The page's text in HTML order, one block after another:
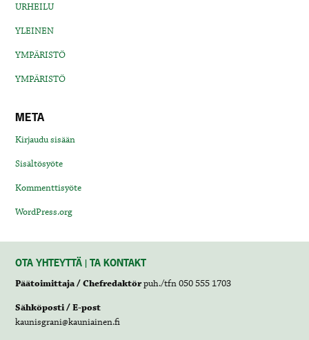
URHEILU
YLEINEN
YMPÄRISTÖ
YMPÄRISTÖ
META
Kirjaudu sisään
Sisältösyöte
Kommenttisyöte
WordPress.org
OTA YHTEYTTÄ | TA KONTAKT
Päätoimittaja / Chefredaktörpuh./tfn 050 555 1703
Sähköposti / E-post
kaunisgrani@kauniainen.fi